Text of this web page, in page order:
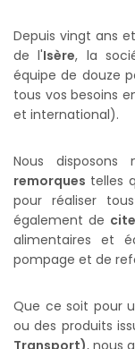
Depuis vingt ans
de l'Isère, la
équipe de douze
tous vos besoins
et international).
Nous
remorques telles
pour réaliser
également de
alimentaires et
pompage et de
Que ce soit pour
ou des produits
Transport), nous